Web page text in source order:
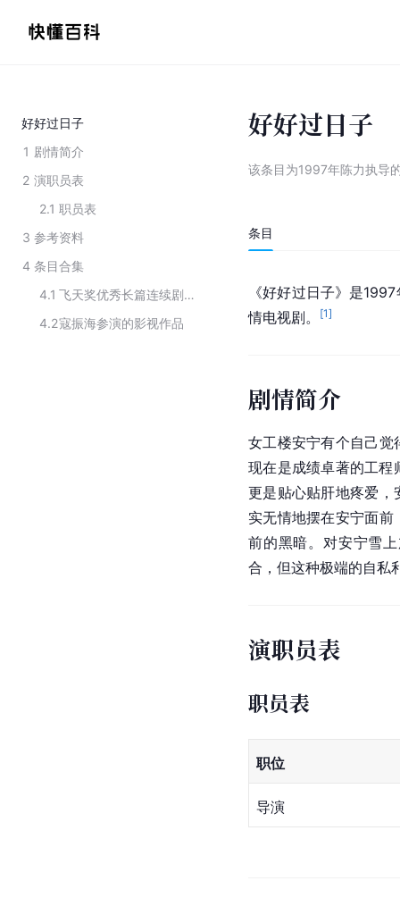
好好过日子
1 剧情简介
2 演职员表
2.1 职员表
3 参考资料
4 条目合集
4.1
飞天奖优秀长篇连续剧历届获奖作品
4.2寇振海参演的影视作品
好好过日子
该条目为1997年陈力执导
条目
《好好过日子》是
情电视剧。
[1]
剧情简介
女工楼安宁有个自己
现在是成绩卓著的工程
更是贴心贴肝地疼爱，
实无情地摆在安宁面
前的黑暗。对安宁雪
合，但这种极端的自私
演职员表
职员表
职位
导演